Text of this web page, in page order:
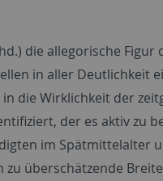
die allegorische Figur
in aller Deutlichkeit
die Wirklichkeit der
der es aktiv zu
im Spätmittelalter
überschätzende